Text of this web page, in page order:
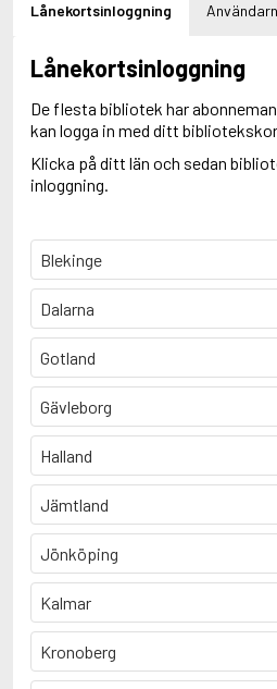
Lånekortsinloggning
Lånekortsinloggning
De flesta bibliotek har
kan logga in med ditt
Klicka på ditt län och sedan
inloggning.
Blekinge
Dalarna
Gotland
Gävleborg
Halland
Jämtland
Jönköping
Kalmar
Kronoberg